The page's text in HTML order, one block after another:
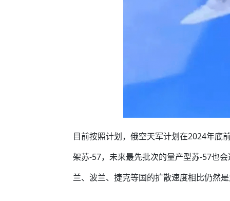
目前按照计划，俄空天军计划在2024年底
架苏-57，未来最先批次的量产型苏-57也
兰、波兰、捷克等国的扩散速度相比仍然